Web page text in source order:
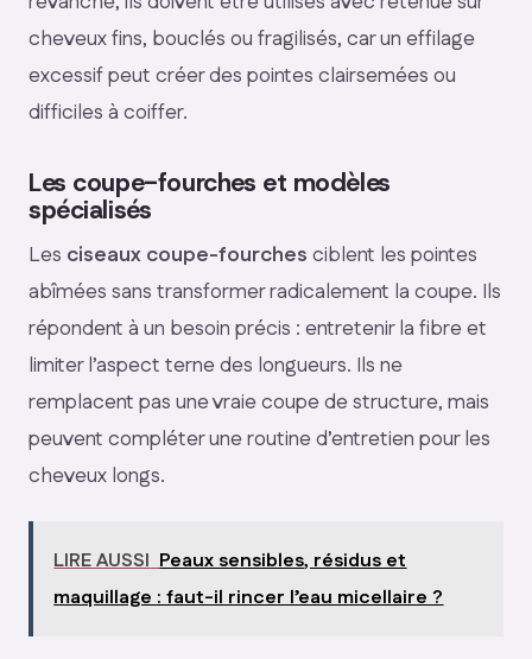
cheveux fins, bouclés ou fragilisés, car un effilage
excessif peut créer des pointes clairsemées ou
difficiles à coiffer.
Les coupe-fourches et modèles
spécialisés
Les ciseaux coupe-fourches ciblent les pointes
abîmées sans transformer radicalement la coupe. Ils
répondent à un besoin précis : entretenir la fibre et
limiter l’aspect terne des longueurs. Ils ne
remplacent pas une vraie coupe de structure, mais
peuvent compléter une routine d’entretien pour les
cheveux longs.
LIRE AUSSI Peaux sensibles, résidus et
maquillage : faut-il rincer l’eau micellaire ?